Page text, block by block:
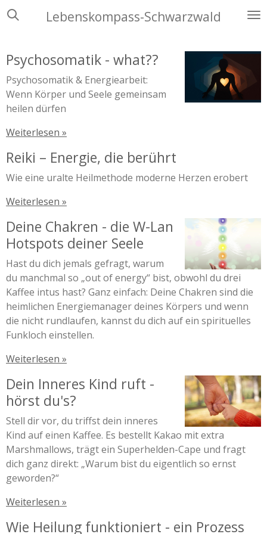
Zum
Lebenskompass-Schwarzwald
Psychosomatik - what??
Psychosomatik & Energiearbeit:
Wenn Körper und Seele gemeinsam
heilen dürfen
Weiterlesen »
Reiki – Energie, die berührt
Wie eine uralte Heilmethode moderne Herzen erobert
Weiterlesen »
Deine Chakren - die W-Lan
Hotspots deiner Seele
Hast du dich jemals gefragt, warum
du manchmal so „out of energy“ bist, obwohl du drei
Kaffee intus hast? Ganz einfach: Deine Chakren sind die
heimlichen Energiemanager deines Körpers und wenn
die nicht rundlaufen, kannst du dich auf ein spirituelles
Funkloch einstellen.
Weiterlesen »
Dein Inneres Kind ruft -
hörst du's?
Stell dir vor, du triffst dein inneres
Kind auf einen Kaffee. Es bestellt Kakao mit extra
Marshmallows, trägt ein Superhelden-Cape und fragt
dich ganz direkt: „Warum bist du eigentlich so ernst
geworden?“
Weiterlesen »
Wie Heilung funktioniert - ein Prozess